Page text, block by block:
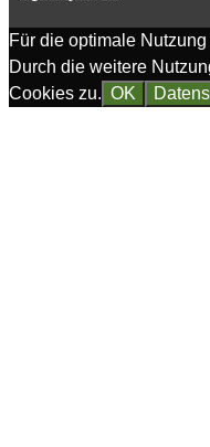
Für die optimale
Durch die weitere
Cookies zu. OK